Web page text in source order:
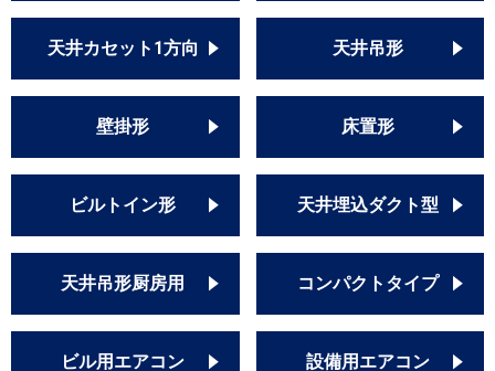
天井カセット1方向 天井吊形
壁掛形 床置形
ビルトイン形 天井埋込ダクト型
天井吊形厨房用 コンパクトタイプ
ビル用エアコン 設備用エアコン